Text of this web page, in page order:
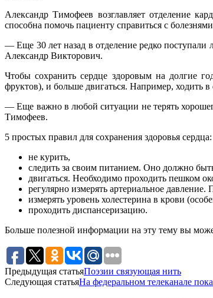
Александр Тимофеев возглавляет отделение
способна помочь пациенту справиться с
— Еще 30 лет назад в отделение редко
Александр Викторович.
Чтобы сохранить сердце здоровым на долгие
фруктов), и больше двигаться. Например, ходить
— Еще важно в любой ситуации не терять
Тимофеев.
5 простых правил для сохранения здоровья сердца:
не курить,
следить за своим питанием. Оно должно
двигаться. Необходимо проходить пешком
регулярно измерять артериальное
измерять уровень холестерина в крови
проходить диспансеризацию.
Больше полезной информации на эту тему вы
Предыдущая статьяПоэзии связующая нить
Следующая статьяНа федеральном телеканале